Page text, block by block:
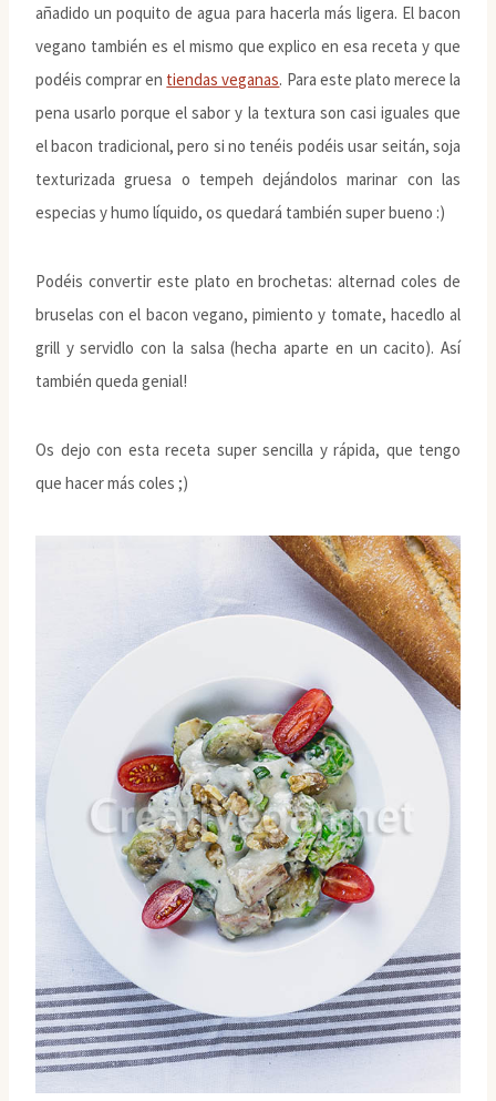
añadido un poquito de agua para hacerla más ligera. El bacon
vegano también es el mismo que explico en esa receta y que
podéis comprar en tiendas veganas. Para este plato merece la
pena usarlo porque el sabor y la textura son casi iguales que
el bacon tradicional, pero si no tenéis podéis usar seitán, soja
texturizada gruesa o tempeh dejándolos marinar con las
especias y humo líquido, os quedará también super bueno :)
Podéis convertir este plato en brochetas: alternad coles de
bruselas con el bacon vegano, pimiento y tomate, hacedlo al
grill y servidlo con la salsa (hecha aparte en un cacito). Así
también queda genial!
Os dejo con esta receta super sencilla y rápida, que tengo
que hacer más coles ;)